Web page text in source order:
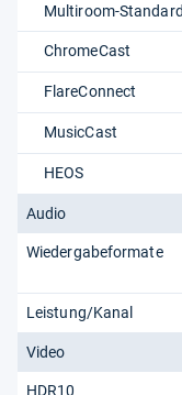
Multiroom-
ChromeCast
FlareConnect
MusicCast
HEOS
Audio
Wiedergabeformate
Leistung/Kanal
Video
HDR10